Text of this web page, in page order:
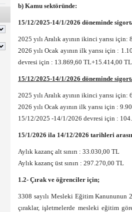
b) Kamu sektöründe:
15/12/2025-14/1/2026 döneminde
2025 yılı Aralık ayının ikinci yarısı
2026 yılı Ocak ayının ilk yarısı için :
devresi için : 13.869,60 TL+15.414,00
15/12/2025-14/1/2026 döneminde
2025 yılı Aralık ayının ikinci yarısı
2026 yılı Ocak ayının ilk yarısı için :
15/12/2025 -14/1/2026 devresi için :
15/1/2026 ila 14/12/2026 tarihleri
Aylık kazanç alt sınırı : 33.030,00 TL
Aylık kazanç üst sınırı : 297.270,00 TL
1.2- Çırak ve öğrenciler için;
3308 sayılı Mesleki Eğitim Kanununun
çıraklar, işletmelerde mesleki eğitim